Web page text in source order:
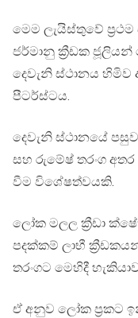
මෙම ලැයිස්තුවේ
ජර්මානු ක්‍රීඩක
දෙවැනි ස්ථානය හිමිව
පීටර්ස්ටය.
දෙවැනි ස්ථානයේ
සහ රුමේෂ් තරංග
වීම විශේෂත්වයකි.
ලෝක මලල ක්‍රීඩා
පදක්කම් ලාභී
තරංගට මෙහිදී
ඒ අනුව ලෝක ප්‍රකට